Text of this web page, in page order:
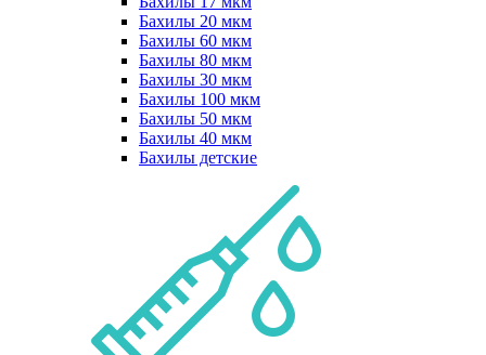
Бахилы 20 мкм
Бахилы 60 мкм
Бахилы 80 мкм
Бахилы 30 мкм
Бахилы 100 мкм
Бахилы 50 мкм
Бахилы 40 мкм
Бахилы детские